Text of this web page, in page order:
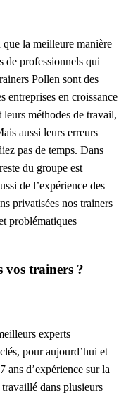
la meilleure manière
de professionnels qui
Pollen sont des
entreprises en croissance
méthodes de travail,
aussi leurs erreurs
pas de temps. Dans
du groupe est
de l’expérience des
privatisées nos trainers
problématiques
vos trainers ?
experts
pour aujourd’hui et
ans d’expérience sur la
dans plusieurs